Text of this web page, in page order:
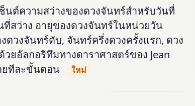
นต์ความสว่างของดวงจันทร์สำหรับวันที่
สว่าง อายุของดวงจันทร์ในหน่วยวัน
วงจันทร์ดับ, จันทร์ครึ่งดวงครั้งแรก, ดวง
ยอัลกอริทึมทางดาราศาสตร์ของ Jean
ยทีละขั้นตอน
ใหม่